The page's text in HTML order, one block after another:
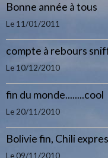
Bonne année à tous
Le 11/01/2011
compte à rebours
Le 10/12/2010
fin du monde........cool
Le 20/11/2010
Bolivie fin, Chili
Le 09/11/2010